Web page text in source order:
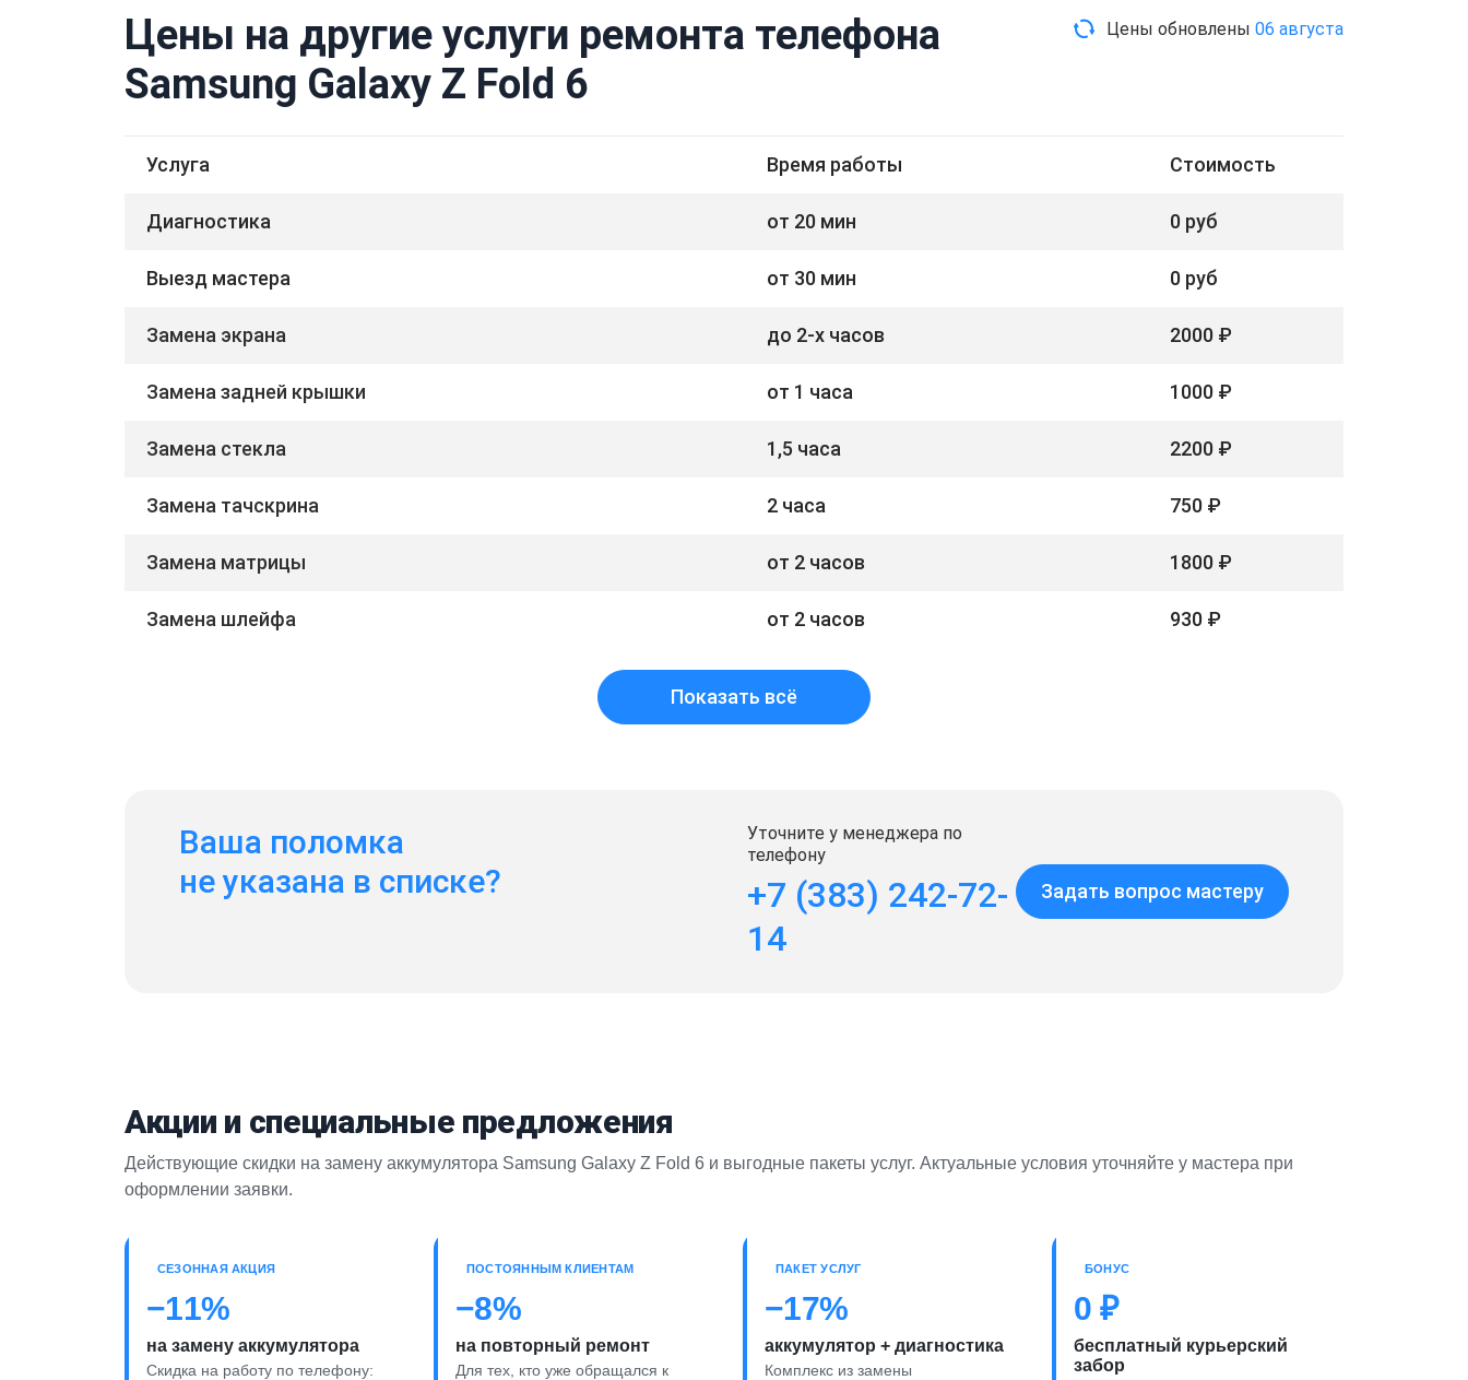
Цены на другие услуги ремонта телефона
Samsung Galaxy Z Fold 6
Цены обновлены 06 августа
Услуга Время работы Стоимость
Диагностика от 20 мин 0 руб
Выезд мастера от 30 мин 0 руб
Замена экрана до 2-х часов 2000 ₽
Замена задней крышки от 1 часа 1000 ₽
Замена стекла 1,5 часа 2200 ₽
Замена тачскрина 2 часа 750 ₽
Замена матрицы от 2 часов 1800 ₽
Замена шлейфа от 2 часов 930 ₽
Показать всё
Ваша поломка
не указана в списке?
Уточните у менеджера по
телефону
+7 (383) 242-72-
14
Задать вопрос мастеру
Акции и специальные предложения
Действующие скидки на замену аккумулятора Samsung Galaxy Z Fold 6 и выгодные пакеты услуг. Актуальные условия уточняйте у мастера при
оформлении заявки.
СЕЗОННАЯ АКЦИЯ
−11%
на замену аккумулятора
Скидка на работу по телефону:
ПОСТОЯННЫМ КЛИЕНТАМ
−8%
на повторный ремонт
Для тех, кто уже обращался к
ПАКЕТ УСЛУГ
−17%
аккумулятор + диагностика
Комплекс из замены
БОНУС
0 ₽
бесплатный курьерский
забор